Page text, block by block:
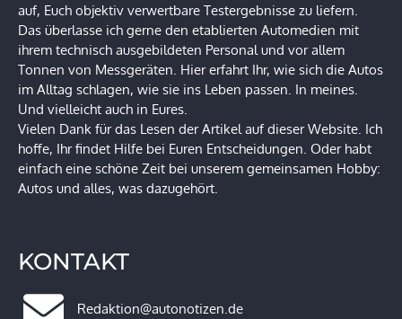
auf, Euch objektiv verwertbare Testergebnisse zu liefern.
Das überlasse ich gerne den etablierten Automedien mit
ihrem technisch ausgebildeten Personal und vor allem
Tonnen von Messgeräten. Hier erfahrt Ihr, wie sich die Autos
im Alltag schlagen, wie sie ins Leben passen. In meines.
Und vielleicht auch in Eures.
Vielen Dank für das Lesen der Artikel auf dieser Website. Ich
hoffe, Ihr findet Hilfe bei Euren Entscheidungen. Oder habt
einfach eine schöne Zeit bei unserem gemeinsamen Hobby:
Autos und alles, was dazugehört.
KONTAKT
Redaktion@autonotizen.de